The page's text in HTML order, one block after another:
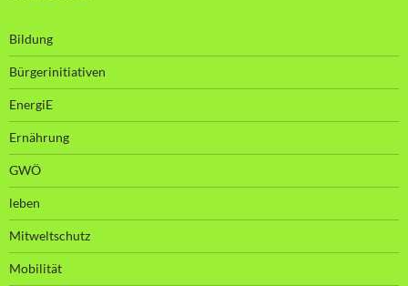
Bildung
Bürgerinitiativen
EnergiE
Ernährung
GWÖ
leben
Mitweltschutz
Mobilität